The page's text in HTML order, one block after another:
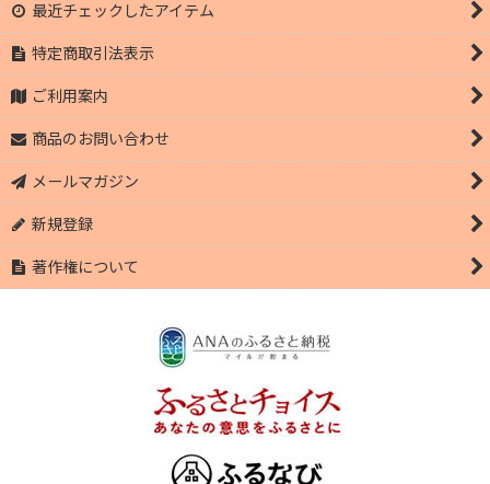
最近チェックしたアイテム
特定商取引法表示
ご利用案内
商品のお問い合わせ
メールマガジン
新規登録
著作権について